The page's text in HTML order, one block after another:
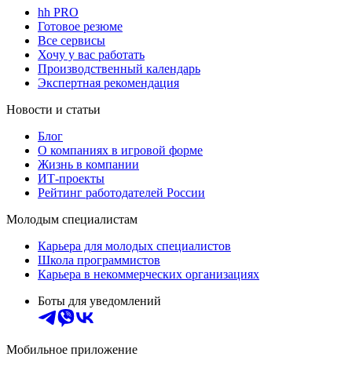
hh PRO
Готовое резюме
Все сервисы
Хочу у вас работать
Производственный календарь
Экспертная рекомендация
Новости и статьи
Блог
О компаниях в игровой форме
Жизнь в компании
ИТ-проекты
Рейтинг работодателей России
Молодым специалистам
Карьера для молодых специалистов
Школа программистов
Карьера в некоммерческих организациях
Боты для уведомлений
Мобильное приложение